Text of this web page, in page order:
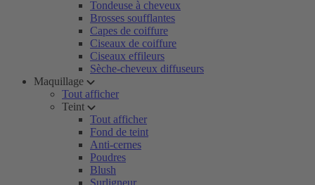
Tondeuse à cheveux
Brosses soufflantes
Capes de coiffure
Ciseaux de coiffure
Ciseaux effileurs
Sèche-cheveux diffuseurs
Maquillage
Tout afficher
Teint
Tout afficher
Fond de teint
Anti-cernes
Poudres
Blush
Surligneur